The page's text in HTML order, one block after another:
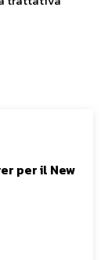
per il New